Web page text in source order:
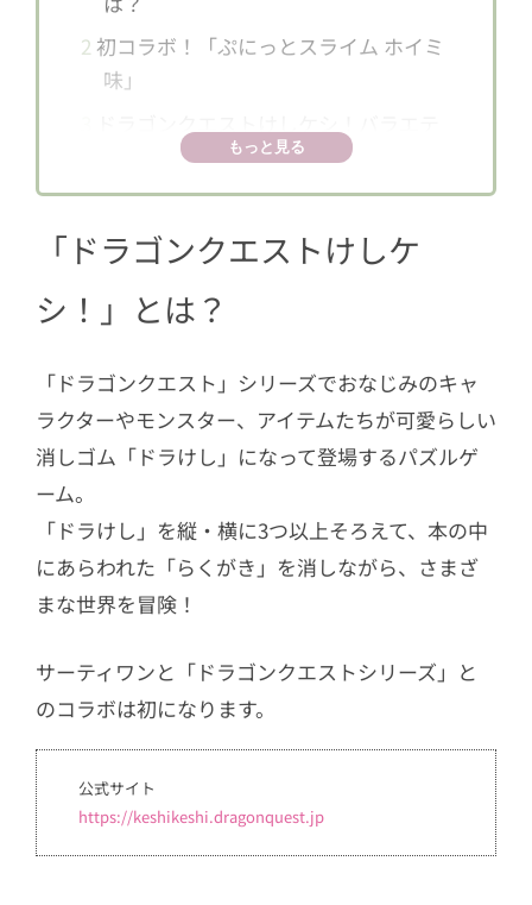
2 初コラボ！「ぷにっとスライム ホイミ
味」
ィボックスセット
4ゲームの中にもサーティワンが登場！
もっと見る
「ドラゴンクエストけしケ
シ！」とは？
「ドラゴンクエスト」シリーズでおなじみのキャ
ラクターやモンスター、アイテムたちが可愛らしい
消しゴム「ドラけし」になって登場するパズルゲ
ーム。
「ドラけし」を縦・横に3つ以上そろえて、本の中
にあらわれた「らくがき」を消しながら、さまざ
まな世界を冒険！
サーティワンと「ドラゴンクエストシリーズ」と
のコラボは初になります。
公式サイト
https://keshikeshi.dragonquest.jp